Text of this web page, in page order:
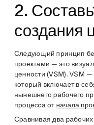
2.
создания
Следующий принцип
проектами — это
ценности (VSM). VSM
который включает в
нынешнего рабочего
процесса от начала
Сравнивая два